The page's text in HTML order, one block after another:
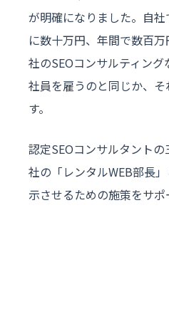
が明確になりました。自
に数十万円、年間で数百
社のSEOコンサルティン
社員を雇うのと同じか、
す。
認定SEOコンサルタント
社の「レンタルWEB部長
示させるための施策をサポ